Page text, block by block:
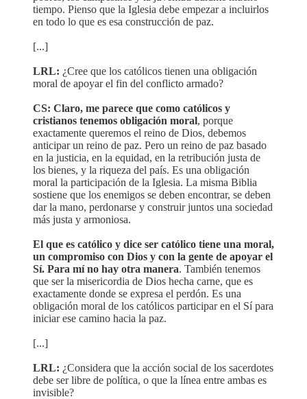
tiempo. Pienso que la Iglesia debe empezar a incluirlos
en todo lo que es esa construcción de paz.
[...]
LRL: ¿Cree que los católicos tienen una obligación
moral de apoyar el fin del conflicto armado?
CS: Claro, me parece que como católicos y
cristianos tenemos obligación moral, porque
exactamente queremos el reino de Dios, debemos
anticipar un reino de paz. Pero un reino de paz basado
en la justicia, en la equidad, en la retribución justa de
los bienes, y la riqueza del país. Es una obligación
moral la participación de la Iglesia. La misma Biblia
sostiene que los enemigos se deben encontrar, se deben
dar la mano, perdonarse y construir juntos una sociedad
más justa y armoniosa.
El que es católico y dice ser católico tiene una moral,
un compromiso con Dios y con la gente de apoyar el
Sí. Para mí no hay otra manera. También tenemos
que ser la misericordia de Dios hecha carne, que es
exactamente donde se expresa el perdón. Es una
obligación moral de los católicos participar en el Sí para
iniciar ese camino hacia la paz.
[...]
LRL: ¿Considera que la acción social de los sacerdotes
debe ser libre de política, o que la línea entre ambas es
invisible?